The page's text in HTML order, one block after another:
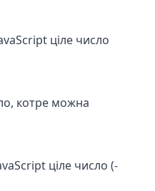
ціле число
котре можна
ціле число (-